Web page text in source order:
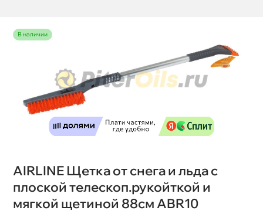
наличии
AIRLINE Щетка от снега и льда с
плоской телескоп.рукойткой и
мягкой щетиной 88см ABR10